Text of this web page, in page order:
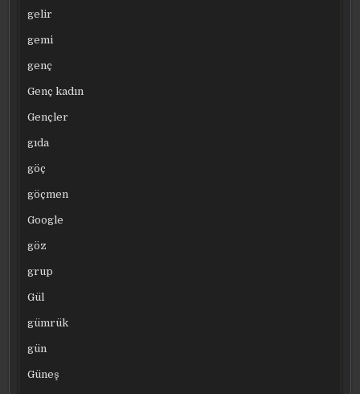
gelir
gemi
genç
Genç kadın
Gençler
gıda
göç
göçmen
Google
göz
grup
Gül
gümrük
gün
Güneş